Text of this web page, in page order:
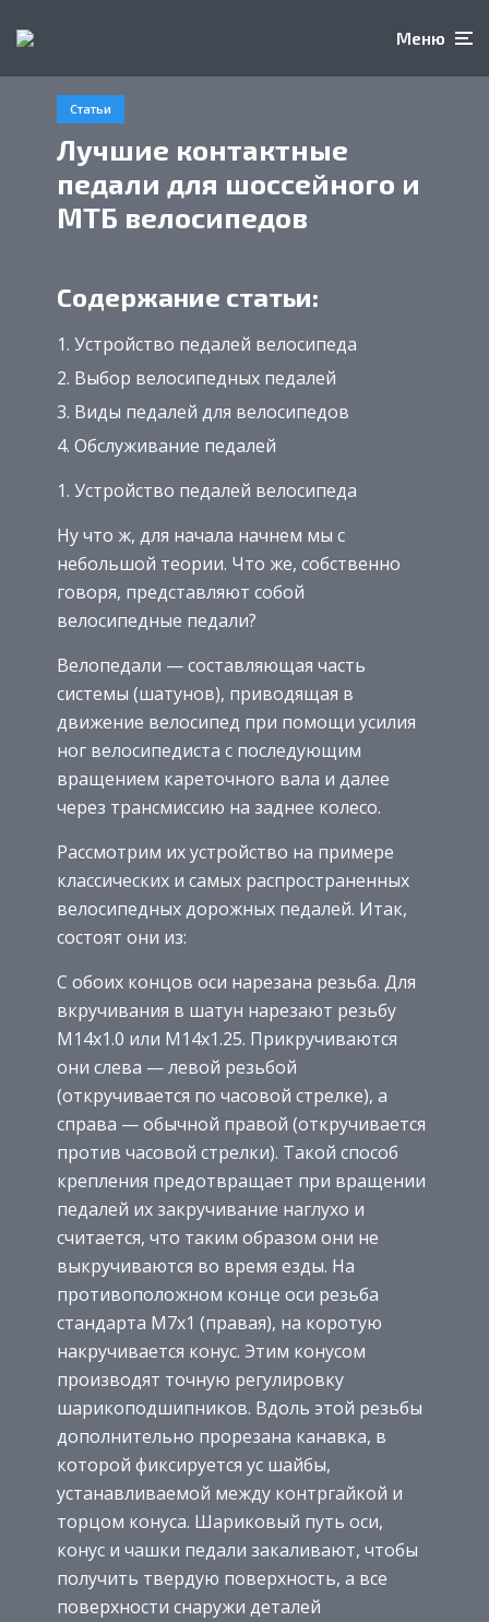
Меню
Статьи
Лучшие контактные
педали для шоссейного и
МТБ велосипедов
Содержание статьи:
Устройство педалей велосипеда
Выбор велосипедных педалей
Виды педалей для велосипедов
Обслуживание педалей
1. Устройство педалей велосипеда
Ну что ж, для начала начнем мы с
небольшой теории. Что же, собственно
говоря, представляют собой
велосипедные педали?
Велопедали — составляющая часть
системы (шатунов), приводящая в
движение велосипед при помощи усилия
ног велосипедиста с последующим
вращением кареточного вала и далее
через трансмиссию на заднее колесо.
Рассмотрим их устройство на примере
классических и самых распространенных
велосипедных дорожных педалей. Итак,
состоят они из:
С обоих концов оси нарезана резьба. Для
вкручивания в шатун нарезают резьбу
M14x1.0 или M14x1.25. Прикручиваются
они слева — левой резьбой
(откручивается по часовой стрелке), а
справа — обычной правой (откручивается
против часовой стрелки). Такой способ
крепления предотвращает при вращении
педалей их закручивание наглухо и
считается, что таким образом они не
выкручиваются во время езды. На
противоположном конце оси резьба
стандарта M7x1 (правая), на коротую
накручивается конус. Этим конусом
производят точную регулировку
шарикоподшипников. Вдоль этой резьбы
дополнительно прорезана канавка, в
которой фиксируется ус шайбы,
устанавливаемой между контргайкой и
торцом конуса. Шариковый путь оси,
конус и чашки педали закаливают, чтобы
получить твердую поверхность, а все
поверхности снаружи деталей